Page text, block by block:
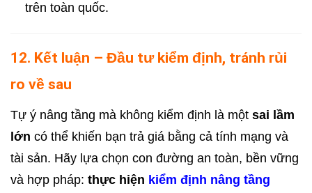
trên toàn quốc.
12. Kết luận – Đầu tư kiểm định, tránh rủi
ro về sau
Tự ý nâng tầng mà không kiểm định là một sai lầm
lớn có thể khiến bạn trả giá bằng cả tính mạng và
tài sản. Hãy lựa chọn con đường an toàn, bền vững
và hợp pháp: thực hiện kiểm định nâng tầng